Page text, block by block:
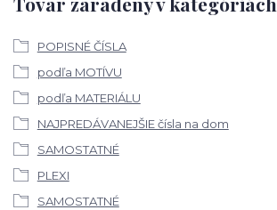
POPISNÉ ČÍSLA
podľa MOTÍVU
podľa MATERIÁLU
NAJPREDÁVANEJŠIE čísla na dom
SAMOSTATNÉ
PLEXI
SAMOSTATNÉ